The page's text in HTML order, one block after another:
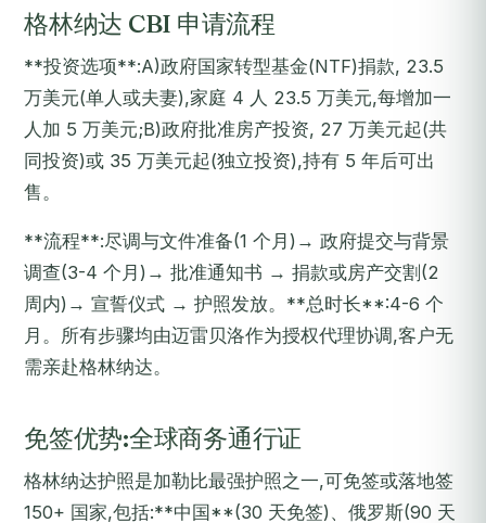
格林纳达 CBI 申请流程
**投资选项**:A)政府国家转型基金(NTF)捐款, 23.5
万美元(单人或夫妻),家庭 4 人 23.5 万美元,每增加一
人加 5 万美元;B)政府批准房产投资, 27 万美元起(共
同投资)或 35 万美元起(独立投资),持有 5 年后可出
售。
**流程**:尽调与文件准备(1 个月)→ 政府提交与背景
调查(3-4 个月)→ 批准通知书 → 捐款或房产交割(2
周内)→ 宣誓仪式 → 护照发放。**总时长**:4-6 个
月。所有步骤均由迈雷贝洛作为授权代理协调,客户无
需亲赴格林纳达。
免签优势:全球商务通行证
格林纳达护照是加勒比最强护照之一,可免签或落地签
150+ 国家,包括:**中国**(30 天免签)、俄罗斯(90 天